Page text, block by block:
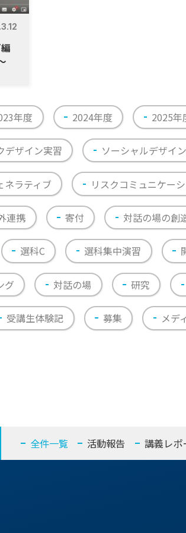
年度 2024年度 2025年
デザイン実習 ソーシャルデザイ
ネラティブ リスクコミュニケー
連携 寄付 対話の場の創
選科C 選科集中演習
グ 対話の場 研究
受講生体験記 募集 メデ
全件一覧 活動報告 講義レポ